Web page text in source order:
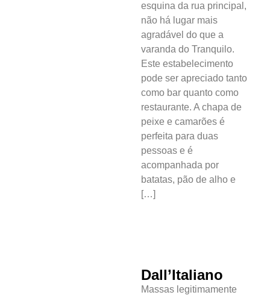
esquina da rua principal,
não há lugar mais
agradável do que a
varanda do Tranquilo.
Este estabelecimento
pode ser apreciado tanto
como bar quanto como
restaurante. A chapa de
peixe e camarões é
perfeita para duas
pessoas e é
acompanhada por
batatas, pão de alho e
[…]
Dall’Italiano
Massas legitimamente